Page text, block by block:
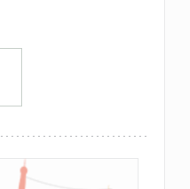
ΣΕ ΝΈΟ ΠΑΡΆΘΥΡΟ))